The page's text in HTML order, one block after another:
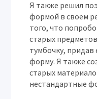
Я также решил
формой в своем
того, что
старых
тумбочку, придав
форму. Я также
старых
нестандартные